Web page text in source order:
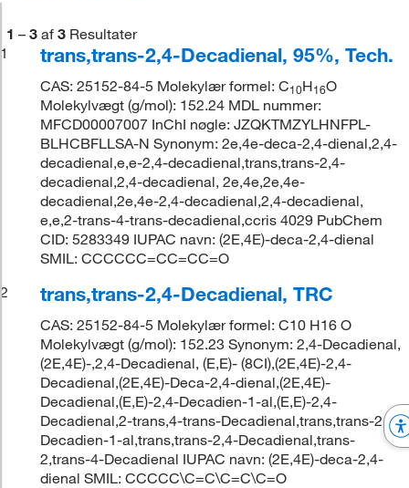
1 – 3 af 3 Resultater
1
trans,trans-2,4-Decadienal, 95%, Tech.
CAS: 25152-84-5 Molekylær formel: C10H16O
Molekylvægt (g/mol): 152.24 MDL nummer:
MFCD00007007 InChI nøgle: JZQKTMZYLHNFPL-
BLHCBFLLSA-N Synonym: 2e,4e-deca-2,4-dienal,2,4-
decadienal,e,e-2,4-decadienal,trans,trans-2,4-
decadienal,2,4-decadienal, 2e,4e,2e,4e-
decadienal,2e,4e-2,4-decadienal,2,4-decadienal,
e,e,2-trans-4-trans-decadienal,ccris 4029 PubChem
CID: 5283349 IUPAC navn: (2E,4E)-deca-2,4-dienal
SMIL: CCCCCC=CC=CC=O
2
trans,trans-2,4-Decadienal, TRC
CAS: 25152-84-5 Molekylær formel: C10 H16 O
Molekylvægt (g/mol): 152.23 Synonym: 2,4-Decadienal,
(2E,4E)-,2,4-Decadienal, (E,E)- (8CI),(2E,4E)-2,4-
Decadienal,(2E,4E)-Deca-2,4-dienal,(2E,4E)-
Decadienal,(E,E)-2,4-Decadien-1-al,(E,E)-2,4-
Decadienal,2-trans,4-trans-Decadienal,trans,trans-2,4-
Decadien-1-al,trans,trans-2,4-Decadienal,trans-
2,trans-4-Decadienal IUPAC navn: (2E,4E)-deca-2,4-
dienal SMIL: CCCCC\C=C\C=C\C=O